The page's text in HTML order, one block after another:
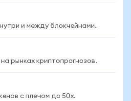
и между блокчейнами.
на рынках криптопрогнозов.
с плечом до 50x.